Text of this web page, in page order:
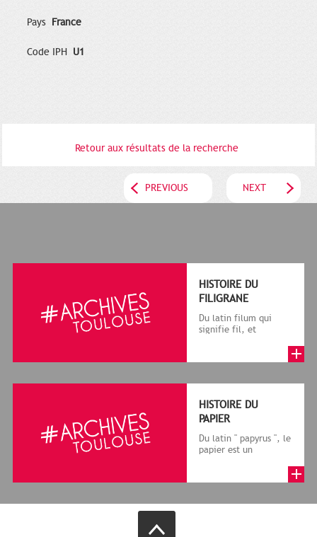
Pays France
Code IPH U1
Retour aux résultats de la recherche
PREVIOUS NEXT
HISTOIRE DU
FILIGRANE
Du latin filum qui
signifie fil, et
le cadre de la f...
HISTOIRE DU
PAPIER
Du latin " papyrus ", le
papier est un
végétales réduite...